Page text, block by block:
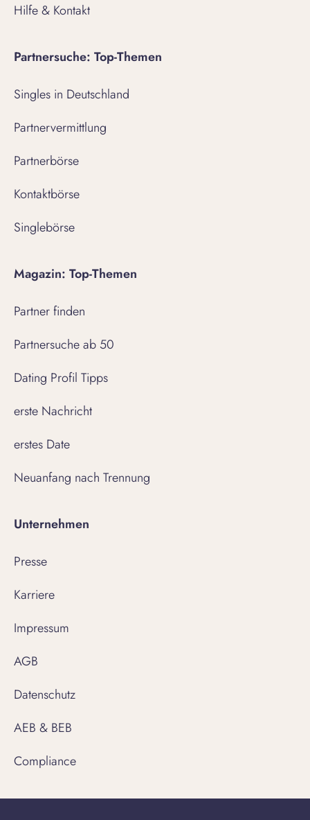
Hilfe & Kontakt
Partnersuche: Top-Themen
Singles in Deutschland
Partnervermittlung
Partnerbörse
Kontaktbörse
Singlebörse
Magazin: Top-Themen
Partner finden
Partnersuche ab 50
Dating Profil Tipps
erste Nachricht
erstes Date
Neuanfang nach Trennung
Unternehmen
Presse
Karriere
Impressum
AGB
Datenschutz
AEB & BEB
Compliance